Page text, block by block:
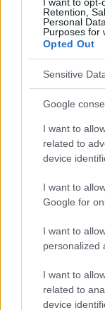
Retention,
Personal
Purposes for
Opted Out
Sensitive
Google
I want to
related to
device
I want to
Google for
I want to
personalized
I want to
related to
device
Die Inhalte und
Bildungs- und
Redaktion der
Anwendung
zu konsultieren.